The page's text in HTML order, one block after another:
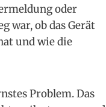
oder
war, ob das Gerät
und wie die
Problem. Das